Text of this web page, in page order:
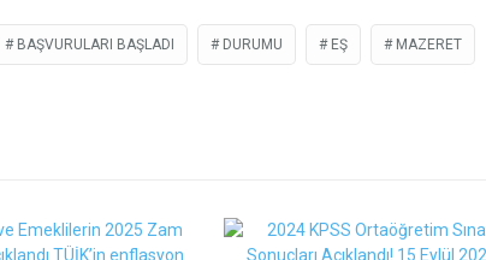
BAŞVURULARI BAŞLADI DURUMU EŞ MAZERET